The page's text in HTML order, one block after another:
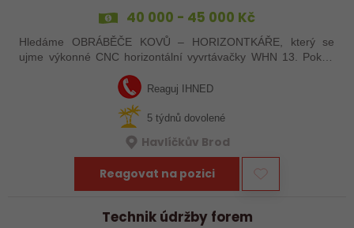
40 000 - 45 000 Kč
Hledáme OBRÁBĚČE KOVŮ – HORIZONTKÁŘE, který se
ujme výkonné CNC horizontální vyvrtávačky WHN 13. Pokud
Heindenhain, tak jste pro nás ideální kandidát…
Reaguj IHNED
5 týdnů dovolené
Havlíčkův Brod
Reagovat na pozici
Technik údržby forem